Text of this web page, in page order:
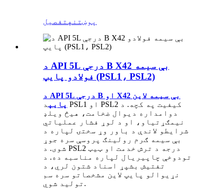
پوښتنه تفصیل
د API 5L درجې B X42 بې سیمه
فولادو پایپ (PSL1، PSL2)
د API 5L درجې B او X42 بې سیمه لاین
پایپد PSL1 او PSL2 کیفیت په کچه. د
دوامداره دیوال ضخامت، هیڅ ویلډ
نیمګړتیاو، او د لوړ فشار عملیاتي
شرایطو لاندې د باور وړ سختۍ لپاره د
بې سیمه ګرم رولینګ پروسې سره جوړ
شوی. د PSL2 درجه د ترش خدمت او ټیټ
تودوخې چاپیریال لپاره مناسبه ده. د
تفتیش بشپړ اسناد شتون لري، د
نړیوالو پایپ لاین مشخصاتو سره سم
تولید شوي.